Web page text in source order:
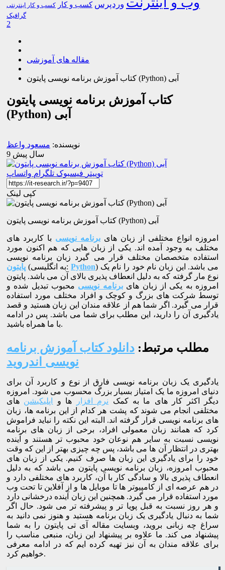
وردپرس کسب و کار کسب و کار اینترنتی
گرافیک
2
مقاله های آموزشی
کتاب آموزش برنامه نویسی پایتون (Python) آبی
کتاب آموزش برنامه نویسی پایتون
(Python) آبی
نویسنده: مسعود واعظ
9 سال پیش
توییتر فیسبوک تلگرام واتساپ
کپی لینک
کتاب آموزش برنامه نویسی پایتون (Python) آبی
امروزه انواع مختلفی از زبان های برنامه نویسی با کاربرد های
مختلف به وجود آمده اند. یکی از زبان هایی که هم اکنون مورد
استفاده متخصصان مختلف قرار می گیرد زبان برنامه نویسی
پایتون
(به انگلیسی:Python) می باشد. این زبان نام خود را نام یک
نوع مار گرفته که به دلیل انعطاف پذیری بالای آن می باشد. پایتون
امروزه به یکی از زبان هایبرنامه نویسی محبوب تبدیل شده و
توسط شرکت های بزرگ و کوچک و افراد مختلف مورد استفاده
قرار می گیرد. اگر شما هم از علاقه مندان این زبان هستید و قصد
یادگیری آن را دارید، این مطلب برای شما می باشد. پس در ادامه
با ما همراه باشید.
مطلب مرتبط: دانلود کتاب آموزش برنامه
نویسی اندروید
یادگیری یک زبان برنامه نویسی فارق از نوع و کاربرد آن برای
دنیای امروزه ما یک امتیاز بسیار بزرگ محسوب می شود. امروزه
دیگر اکثر کار های ما به کمک نرم افزار ها و اپلیکیشن های
مختلفی انجام می شوند که پشت هر کدام از این برنامه ها، زبان
های برنامه نویسی قرار گرفته اند. البته این نکته را نباید فراموش
کرد که همانند زبان معمولی افراد، برخی از زبان های برنامه
نویسی نسبت به سایر هم نوعان خود محبوب تر هستند و آینده
بهتری در انتظار آن ها می باشد، پس چه چیزی بهتر از این که وقت
خود را برای یادگیری این زبان ها صرف کنیم. یکی از زبان های
محبوب امروزه، زبان برنامه نویسی پایتون می باشد که به دلیل
انعطاف پذیری بالا و سادگی کار با آن، کاربرد های مختلفی دارد و
در هم عرصه ای از کامپیوتر ها تا موبایل ها و از آفلاین تا تحت وب
مورد استفاده قرار می گیرد. همچنین این زبان آینده درخشانی دارد
و هر روز نسبت به قبل پویا تر و پیشرفته تر می شود. حال اگر
شما به دنبال یادگیری یک زبان برنامه هستید و هنوز نمی دانید به
سراغ چه زبانی بروید، وبسایت مقاله آی تی پایتون را به شما
پیشنهاد می کند. ما علاوه بر پیشنهاد این زبان، منبعی مناسب را
برای علاقه مندان به آن نیز تهیه کرده ایم که در ادامه معرفی
خواهیم کرد.